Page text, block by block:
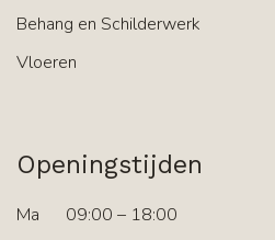
Behang en Schilderwerk
Vloeren
Openingstijden
Ma
09:00 – 18:00